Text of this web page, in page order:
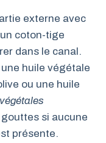
externe avec
coton-tige
dans le canal.
huile végétale
ou une huile
si aucune
présente.